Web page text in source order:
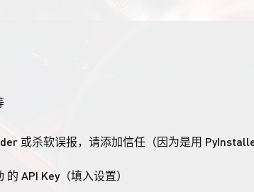
或杀软误报，请添加信任（因为是用
API Key（填入设置）